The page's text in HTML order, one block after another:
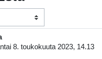
8. toukokuuta 2023, 14.13